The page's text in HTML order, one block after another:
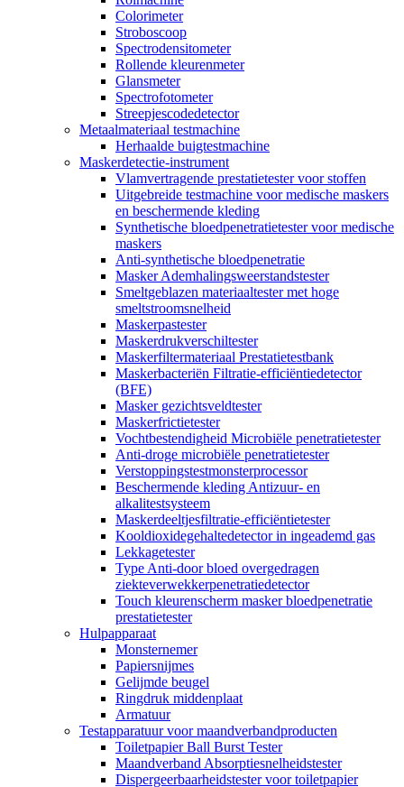
Colorimeter
Stroboscoop
Spectrodensitometer
Rollende kleurenmeter
Glansmeter
Spectrofotometer
Streepjescodedetector
Metaalmateriaal testmachine
Herhaalde buigtestmachine
Maskerdetectie-instrument
Vlamvertragende prestatietester voor stoffen
Uitgebreide testmachine voor medische maskers
en beschermende kleding
Synthetische bloedpenetratietester voor medische
maskers
Anti-synthetische bloedpenetratie
Masker Ademhalingsweerstandstester
Smeltgeblazen materiaaltester met hoge
smeltstroomsnelheid
Maskerpastester
Maskerdrukverschiltester
Maskerfiltermateriaal Prestatietestbank
Maskerbacteriën Filtratie-efficiëntiedetector
(BFE)
Masker gezichtsveldtester
Maskerfrictietester
Vochtbestendigheid Microbiële penetratietester
Anti-droge microbiële penetratietester
Verstoppingstestmonsterprocessor
Beschermende kleding Antizuur- en
alkalitestsysteem
Maskerdeeltjesfiltratie-efficiëntietester
Kooldioxidegehaltedetector in ingeademd gas
Lekkagetester
Type Anti-door bloed overgedragen
ziekteverwekkerpenetratiedetector
Touch kleurenscherm masker bloedpenetratie
prestatietester
Hulpapparaat
Monsternemer
Papiersnijmes
Gelijmde beugel
Ringdruk middenplaat
Armatuur
Testapparatuur voor maandverbandproducten
Toiletpapier Ball Burst Tester
Maandverband Absorptiesnelheidstester
Dispergeerbaarheidstester voor toiletpapier